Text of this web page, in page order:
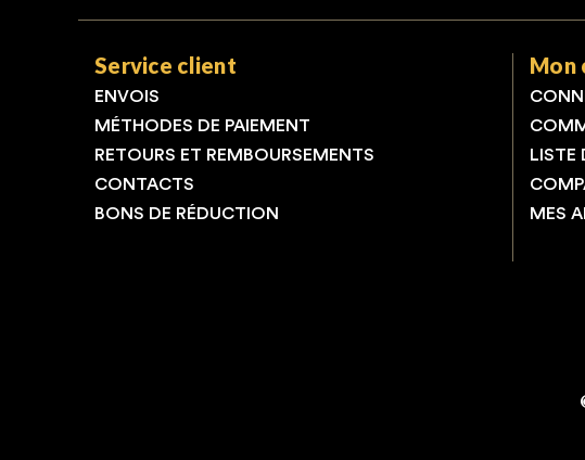
Service client
ENVOIS
MÉTHODES DE PAIEMENT
RETOURS ET REMBOURSEMENTS
CONTACTS
BONS DE RÉDUCTION
Mon
LISTE
MES